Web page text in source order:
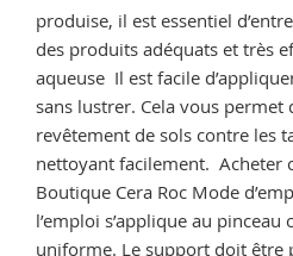
produise, il est essentiel
des produits adéquats et très
aqueuse Il est facile
sans lustrer. Cela vous permet
revêtement de sols contre les
nettoyant facilement. Acheter
Boutique Cera Roc Mode
l’emploi s’applique au
uniforme. Le support doit être